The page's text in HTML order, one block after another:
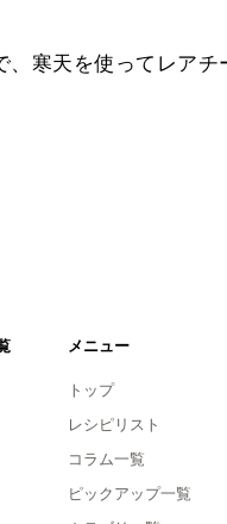
寒天を使ってレアチ
メニュー
トップ
レシピリスト
コラム一覧
ピックアップ一覧